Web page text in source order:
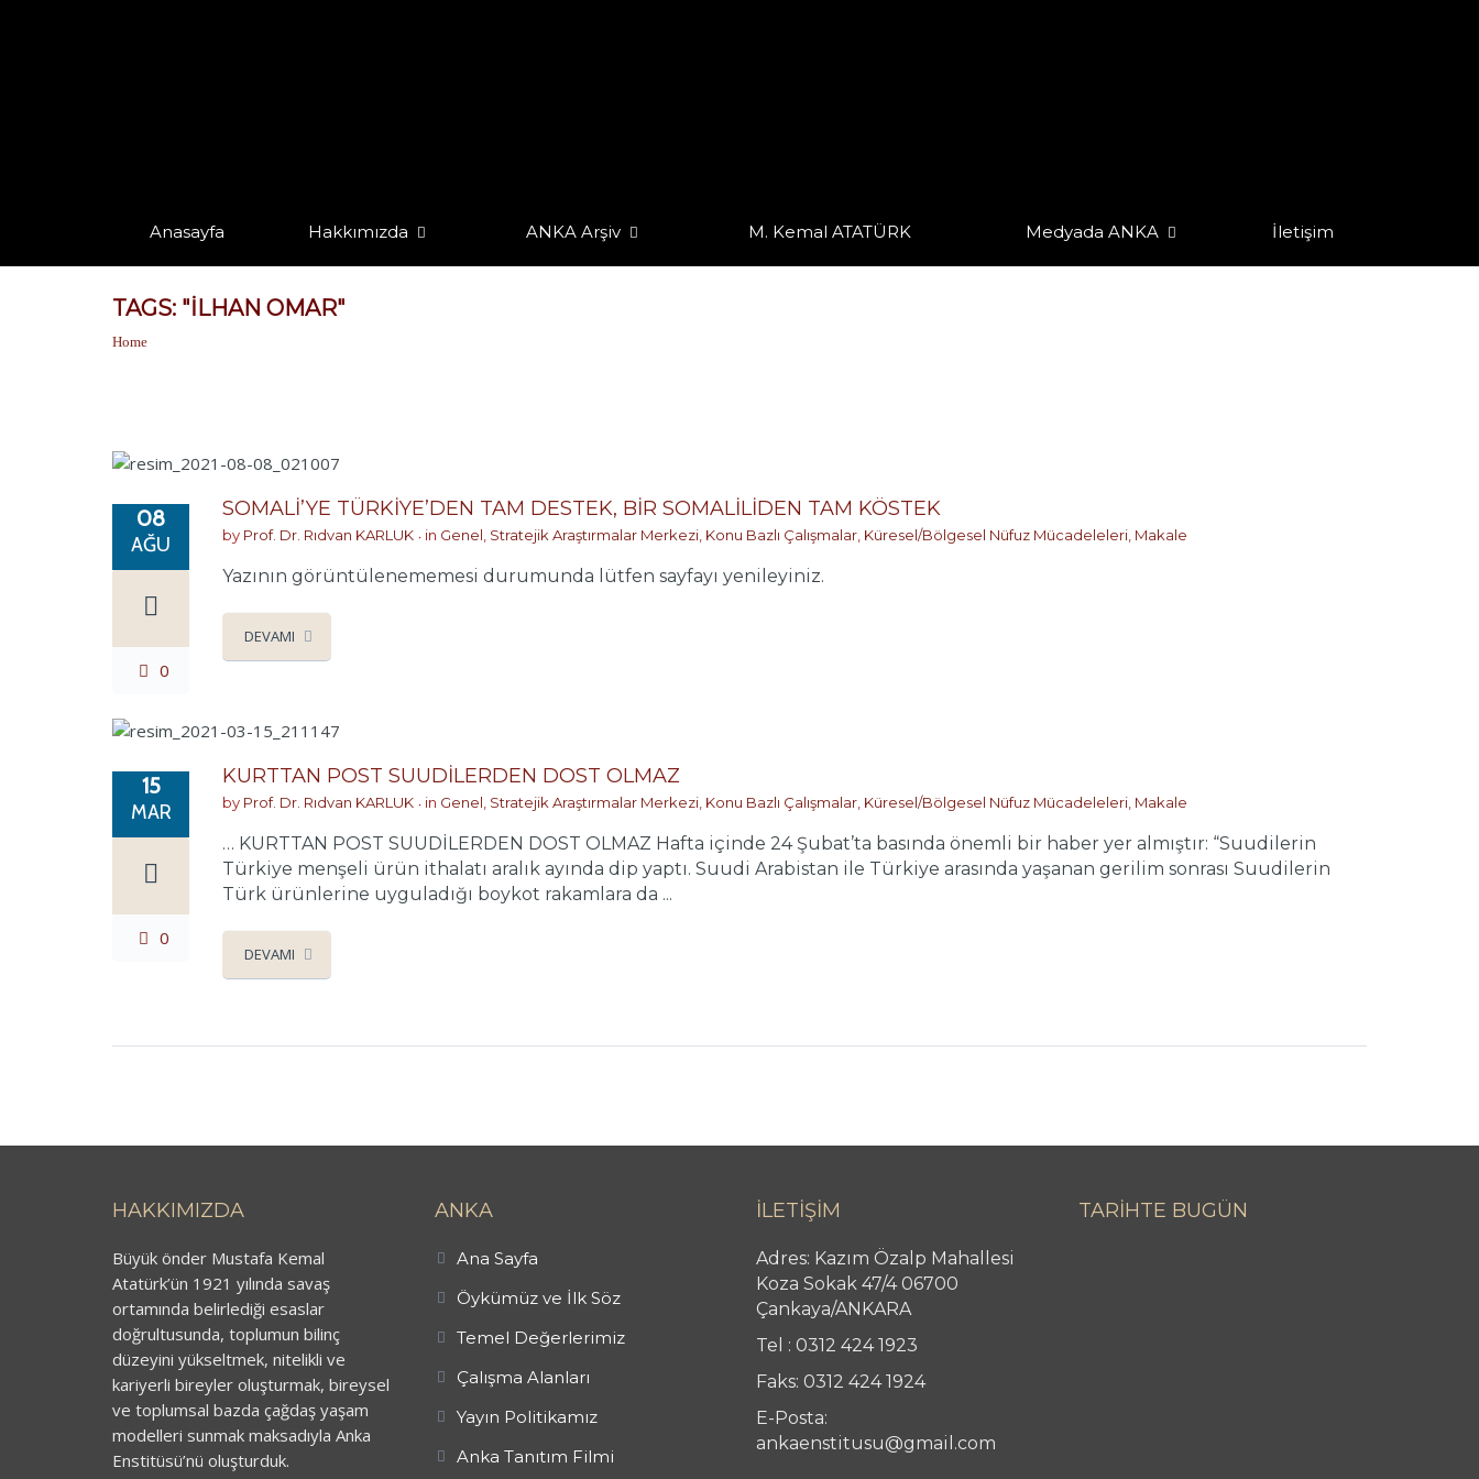
Anasayfa Hakkımızda ANKA Arşiv M. Kemal ATATÜRK Medyada ANKA İletişim
TAGS: "ILHAN OMAR"
Home
08
AĞU
0
SOMALİ’YE TÜRKİYE’DEN TAM DESTEK, BİR SOMALİLİDEN TAM KÖSTEK
by Prof. Dr. Rıdvan KARLUK in Genel, Stratejik Araştırmalar Merkezi, Konu Bazlı Çalışmalar, Küresel/Bölgesel Nüfuz Mücadeleleri, Makale
Yazının görüntülenememesi durumunda lütfen sayfayı yenileyiniz.
DEVAMI
15
MAR
0
KURTTAN POST SUUDİLERDEN DOST OLMAZ
by Prof. Dr. Rıdvan KARLUK in Genel Stratejik Araştırmalar Merkezi Konu Bazlı Çalışmalar Küresel/Bölgesel Nüfuz Mücadeleleri Makale
… KURTTAN POST SUUDİLERDEN DOST OLMAZ Hafta içinde 24 Şubat’ta basında önemli bir haber yer almıştır: “Suudilerin
Türkiye menşeli ürün ithalatı aralık ayında dip yaptı. Suudi Arabistan ile Türkiye arasında yaşanan gerilim sonrası Suudilerin
Türk ürünlerine uyguladığı boykot rakamlara da ...
DEVAMI
HAKKIMIZDA
Büyük önder Mustafa Kemal
Atatürk’ün 1921 yılında savaş
ortamında belirlediği esaslar
doğrultusunda, toplumun bilinç
düzeyini yükseltmek, nitelikli ve
kariyerli bireyler oluşturmak, bireysel
ve toplumsal bazda çağdaş yaşam
modelleri sunmak maksadıyla Anka
Enstitüsü’nü oluşturduk.
ANKA
Ana Sayfa
Öykümüz ve İlk Söz
Temel Değerlerimiz
Çalışma Alanları
Yayın Politikamız
Anka Tanıtım Filmi
İLETİŞİM
Adres: Kazım Özalp Mahallesi
Koza Sokak 47/4 06700
Çankaya/ANKARA
Tel : 0312 424 1923
Faks: 0312 424 1924
E-Posta:
ankaenstitusu@gmail.com
TARİHTE BUGÜN